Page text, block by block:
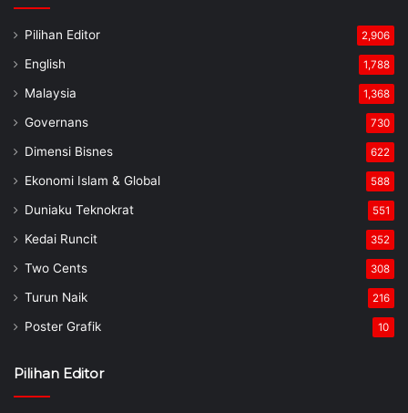
Pilihan Editor 2,906
English 1,788
Malaysia 1,368
Governans 730
Dimensi Bisnes 622
Ekonomi Islam & Global 588
Duniaku Teknokrat 551
Kedai Runcit 352
Two Cents 308
Turun Naik 216
Poster Grafik 10
Pilihan Editor